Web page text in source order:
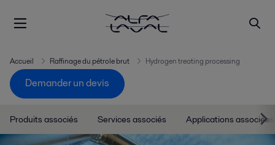
Accueil Raffinage du pétrole brut Hydrogen treating processing
Demander un devis
Produits associés Services associés Applications associées